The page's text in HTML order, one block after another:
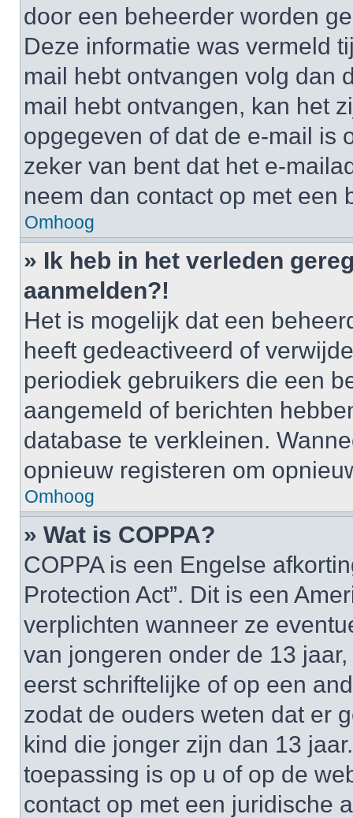
door een beheerder worden
Deze informatie was vermeld
mail hebt ontvangen volg dan
mail hebt ontvangen, kan het
opgegeven of dat de e-mail is
zeker van bent dat het e-
neem dan contact op met een
Omhoog
» Ik heb in het verleden
aanmelden?!
Het is mogelijk dat een
heeft gedeactiveerd of
periodiek gebruikers die een
aangemeld of berichten
database te verkleinen.
opnieuw registeren om
Omhoog
» Wat is COPPA?
COPPA is een Engelse
Protection Act”. Dit is een
verplichten wanneer ze
van jongeren onder de 13
eerst schriftelijke of op een
zodat de ouders weten dat er
kind die jonger zijn dan 13
toepassing is op u of op de
contact op met een juridische